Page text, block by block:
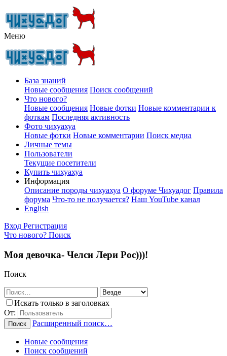
Меню
База знаний
Новые сообщения Поиск сообщений
Что нового?
Новые сообщения Новые фотки Новые комментарии к
фоткам Последняя активность
Фото чихуахуа
Новые фотки Новые комментарии Поиск медиа
Личные темы
Пользователи
Текущие посетители
Купить чихуахуа
Информация
Описание породы чихуахуа О форуме Чихуадог Правила
форума Что-то не получается? Наш YouTube канал
English
Вход Регистрация
Что нового? Поиск
Моя девочка- Челси Лери Рос)))!
Поиск
Искать только в заголовках
От:
Поиск Расширенный поиск…
Новые сообщения
Поиск сообщений